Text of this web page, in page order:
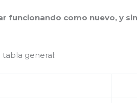
funcionando como nuevo, y
general: